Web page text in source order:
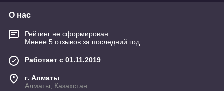
О нас
Рейтинг не сформирован
Менее 5 отзывов за последний год
Работает с 01.11.2019
г. Алматы
Алматы, Казахстан